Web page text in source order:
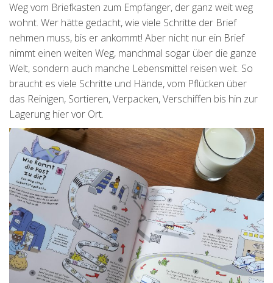
Weg vom Briefkasten zum Empfänger, der ganz weit weg
wohnt. Wer hätte gedacht, wie viele Schritte der Brief
nehmen muss, bis er ankommt! Aber nicht nur ein Brief
nimmt einen weiten Weg, manchmal sogar über die ganze
Welt, sondern auch manche Lebensmittel reisen weit. So
braucht es viele Schritte und Hände, vom Pflücken über
das Reinigen, Sortieren, Verpacken, Verschiffen bis hin zur
Lagerung hier vor Ort.